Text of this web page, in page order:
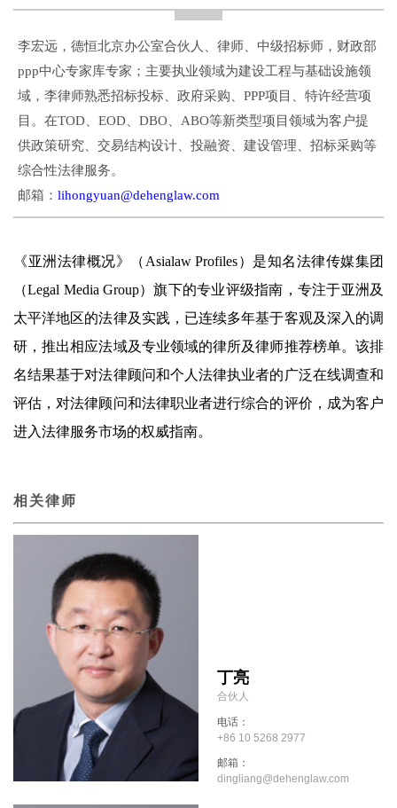
李宏远，德恒北京办公室合伙人、律师、中级招标师，财政部
ppp中心专家库专家；主要执业领域为建设工程与基础设施领
域，李律师熟悉招标投标、政府采购、PPP项目、特许经营项
目。在TOD、EOD、DBO、ABO等新类型项目领域为客户提
供政策研究、交易结构设计、投融资、建设管理、招标采购等
综合性法律服务。
邮箱： lihongyuan@dehenglaw.com
《亚洲法律概况》（Asialaw Profiles）是知名法律传媒集团
（Legal Media Group）旗下的专业评级指南，专注于亚洲及
太平洋地区的法律及实践，已连续多年基于客观及深入的调
研，推出相应法域及专业领域的律所及律师推荐榜单。该排
名结果基于对法律顾问和个人法律执业者的广泛在线调查和
评估，对法律顾问和法律职业者进行综合的评价，成为客户
进入法律服务市场的权威指南。
相关律师
丁亮
合伙人
电话：
+86 10 5268 2977
邮箱：
dingliang@dehenglaw.com